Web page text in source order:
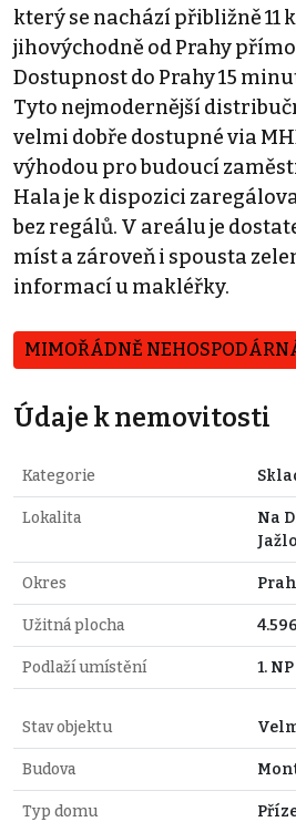
který se nachází přibližně 11
jihovýchodně od Prahy přímo
Dostupnost do Prahy 15
Tyto nejmodernější
velmi dobře dostupné via
výhodou pro budoucí
Hala je k dispozici
bez regálů. V areálu je
míst a zároveň i spousta
informací u makléřky.
MIMOŘÁDNĚ
Údaje k nemovitosti
Kategorie
Lokalita
Na
Okres
Užitná plocha
Podlaží umístění 1. NP
Stav objektu
Budova
Typ domu